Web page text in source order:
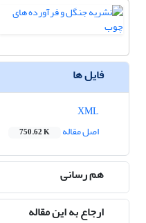
فایل ها
اصل مقاله
750.62 K
هم رسانی
ارجاع به این مقاله